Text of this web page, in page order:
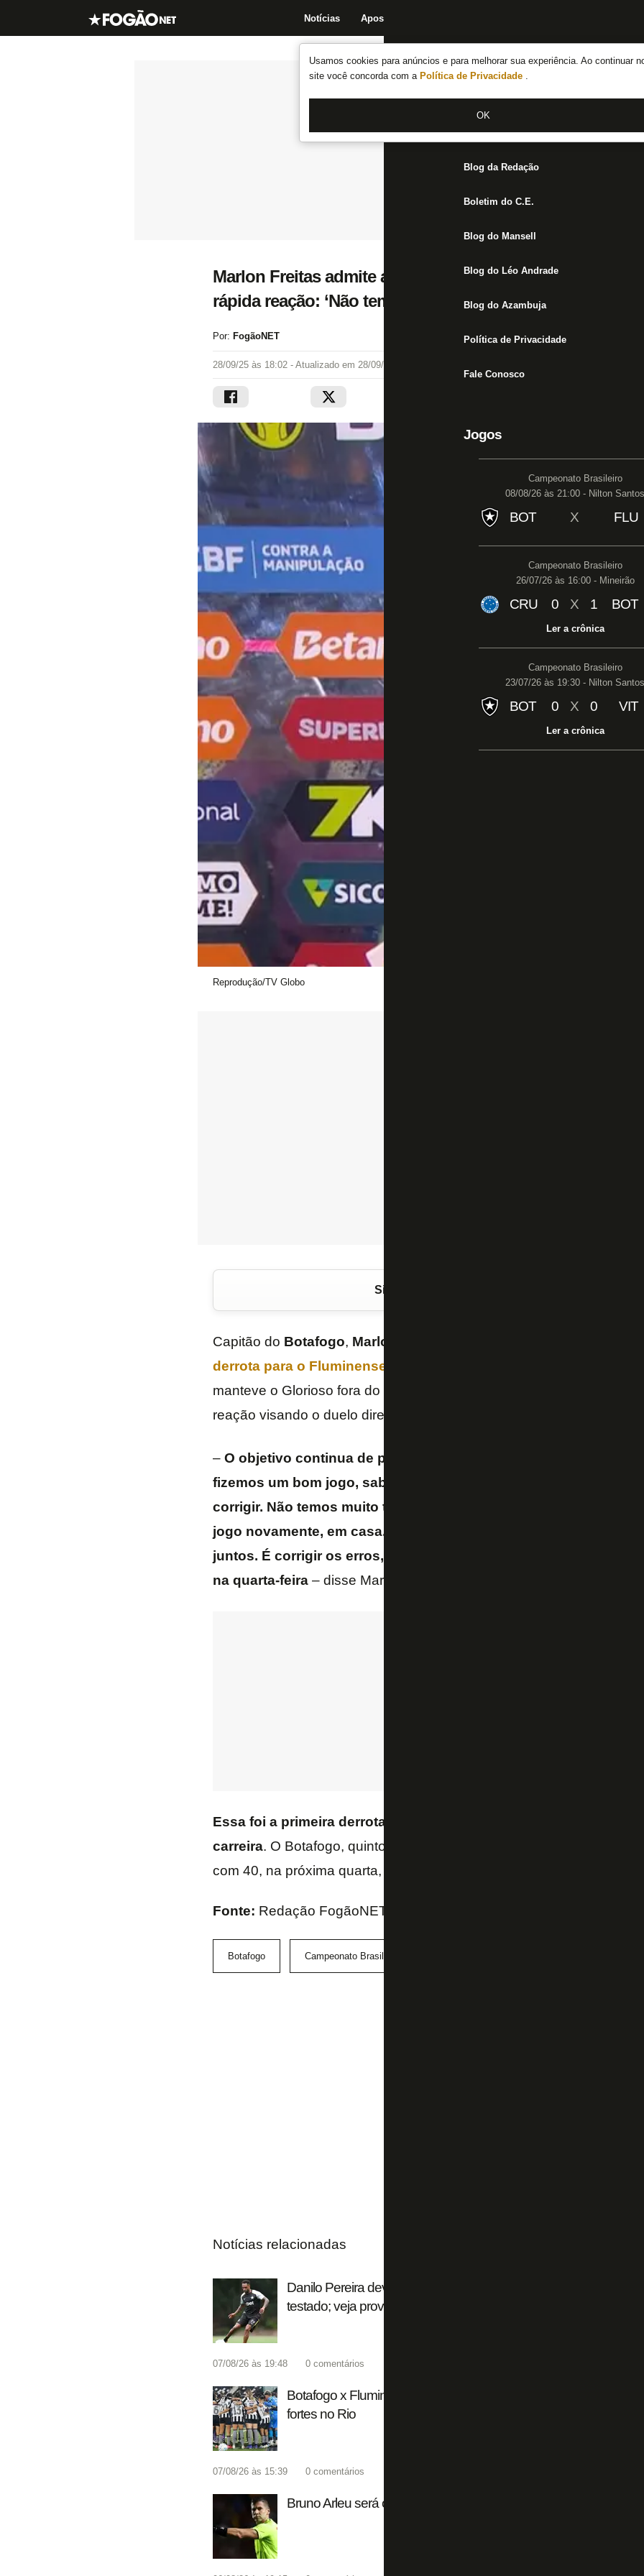
Usamos cookies para anúncios e para melhorar sua experiência. Ao continuar
site você concorda com a Política de Privacidade .
OK
Notícias Apostas
Notícias do Botafogo
Fórum
Jogos
Blog da Redação
Boletim do C.E.
Blog do Mansell
Blog do Léo Andrade
Blog do Azambuja
Política de Privacidade
Fale Conosco
Jogos
Campeonato Brasileiro
08/08/26 às 21:00 - Nilton Santos
BOT X FLU
Campeonato Brasileiro
26/07/26 às 16:00 - Mineirão
CRU 0 X 1 BOT
Ler a crônica
Campeonato Brasileiro
23/07/26 às 19:30 - Nilton Santos
BOT 0 X 0 VIT
Ler a crônica
Marlon Freitas admite atuação ruim do Botafogo no
rápida reação: ‘Não temos muito tempo para lamentar’
Por: FogãoNET
28/09/25 às 18:02 - Atualizado em 28/09/25 às 18:40
Reprodução/TV Globo
Siga o FogãoNET
Capitão do Botafogo, Marlon Freitas
derrota para o Fluminense
manteve o Glorioso fora do G-4 do
reação visando o duelo direto contra o
– O objetivo continua de pé. É claro que perder um clássico
fizemos um bom jogo, sabemos disso. É triste, é ruim, mas
corrigir. Não temos muito tempo para lamentar, daqui a dois dias
jogo novamente, em casa. É levantar a cabeça e seguir, unidos,
juntos. É corrigir os erros, continuar se cobrando para fazermos
na quarta-feira– disse Marlon ao “
Essa foi a primeira derrota de Marlon Freitas para o Fluminense
carreira. O Botafogo, quinto colocado com 40 pontos, recebe o
com 40, na próxima quarta, às 21h30, no Nilton Santos.
Fonte: Redação FogãoNET e Premiere
Botafogo Campeonato Brasileiro
Notícias relacionadas
Danilo Pereira deve estrear pelo Botafogo contra o Fluminense,
testado; veja provável escalação
07/08/26 às 19:48 0 comentários
Botafogo x Fluminense, pelo Brasileiro Feminino, é adiado
fortes no Rio
07/08/26 às 15:39 0 comentários
Bruno Arleu será o árbitro de Botafogo x Fluminense pelo